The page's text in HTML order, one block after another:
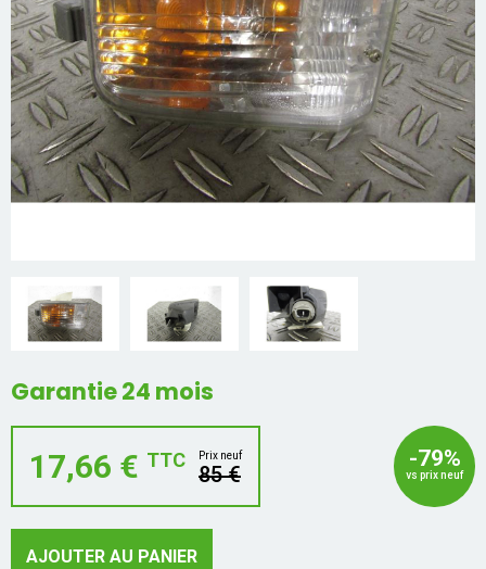
Appelez-nous
01 60 48 23 09
Garantie 24 mois
17,66 € TTC Prix neuf
85 €
-79%
vs prix neuf
AJOUTER AU PANIER